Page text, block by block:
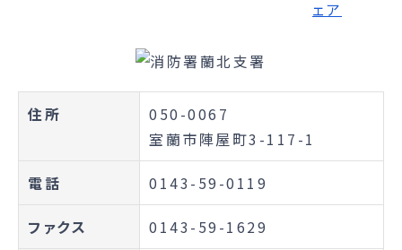
住所
050-0067
室蘭市陣屋町3-117-1
電話 0143-59-0119
ファクス 0143-59-1629